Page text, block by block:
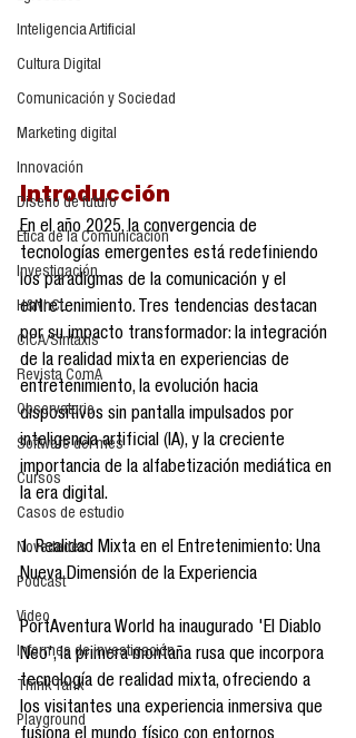
Inteligencia Artificial
Cultura Digital
Comunicación y Sociedad
Marketing digital
Innovación
Diseño de futuro
Ética de la Comunicación
Investigación
H&NhCL
CICA/Sintaxis
Revista ComA
Observatorio
Software del mes
Cursos
Casos de estudio
Novedades
Podcast
Video
Informes de investigación
Think Tank
Playground
Introducción
En el año 2025, la convergencia de
tecnologías emergentes está redefiniendo
los paradigmas de la comunicación y el
entretenimiento. Tres tendencias destacan
por su impacto transformador: la integración
de la realidad mixta en experiencias de
entretenimiento, la evolución hacia
dispositivos sin pantalla impulsados por
inteligencia artificial (IA), y la creciente
importancia de la alfabetización mediática en
la era digital.
1. Realidad Mixta en el Entretenimiento: Una
Nueva Dimensión de la Experiencia
PortAventura World ha inaugurado 'El Diablo
Neo', la primera montaña rusa que incorpora
tecnología de realidad mixta, ofreciendo a
los visitantes una experiencia inmersiva que